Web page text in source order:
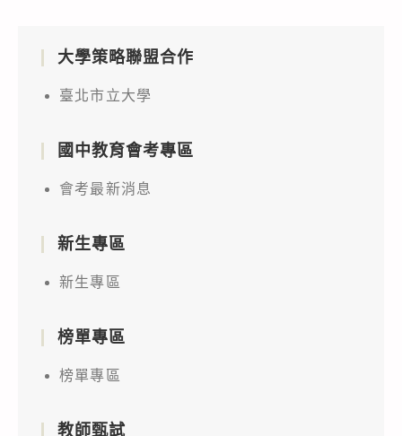
大學策略聯盟合作
臺北市立大學
國中教育會考專區
會考最新消息
新生專區
新生專區
榜單專區
榜單專區
教師甄試